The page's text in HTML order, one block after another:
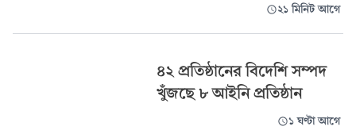
২১ মিনিট আগে
৪২ প্রতিষ্ঠানের বিদেশি সম্পদ
খুঁজছে ৮ আইনি প্রতিষ্ঠান
১ ঘণ্টা আগে